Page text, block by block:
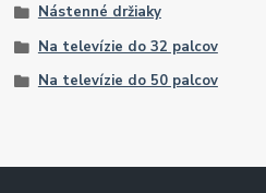
Nástenné držiaky
Na televízie do 32 palcov
Na televízie do 50 palcov